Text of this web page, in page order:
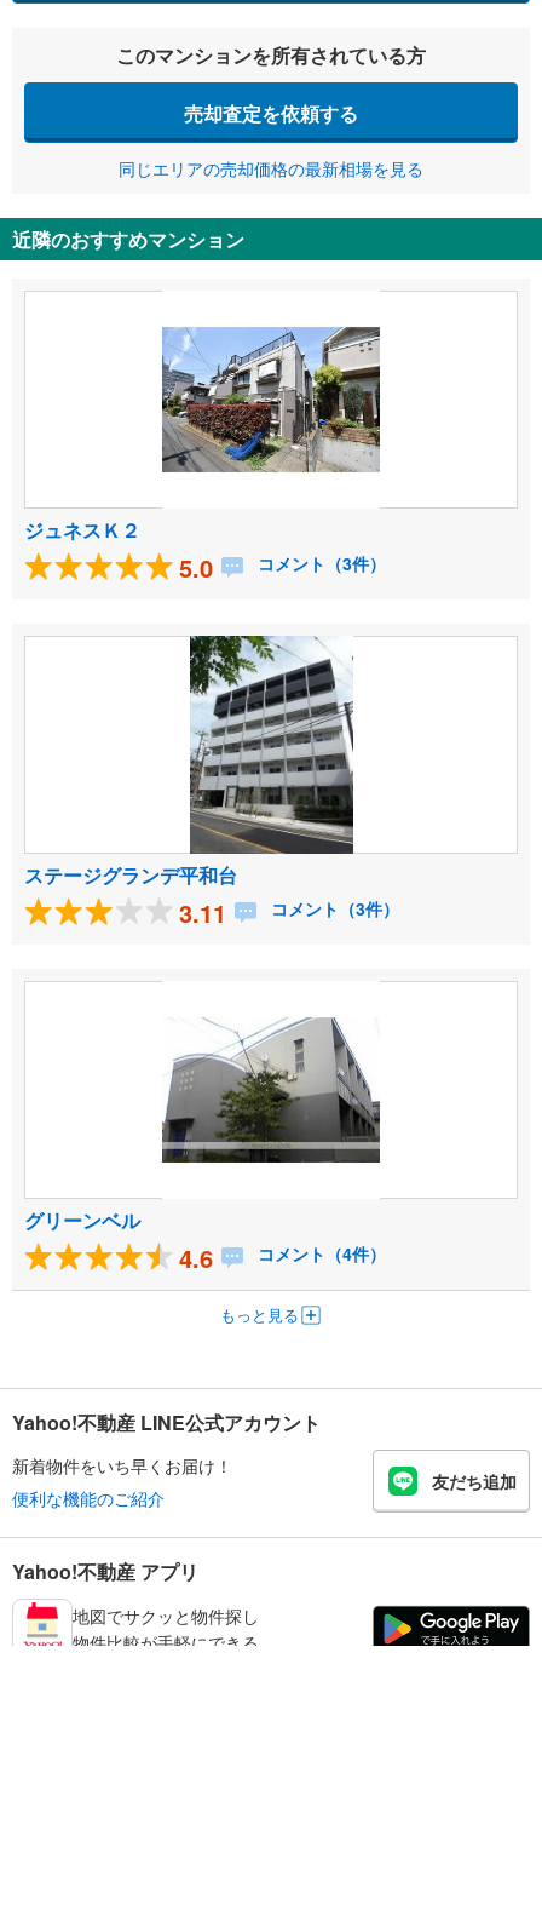
このマンションを所有されている方
売却査定を依頼する
同じエリアの売却価格の最新相場を見る
近隣のおすすめマンション
ジュネスＫ２
5.0 コメント（3件）
ステージグランデ平和台
3.11 コメント（3件）
グリーンベル
4.6 コメント（4件）
もっと見る
Yahoo!不動産 LINE公式アカウント
新着物件をいち早くお届け！
便利な機能のご紹介
友だち追加
Yahoo!不動産 アプリ
地図でサクッと物件探し
物件比較が手軽にできる